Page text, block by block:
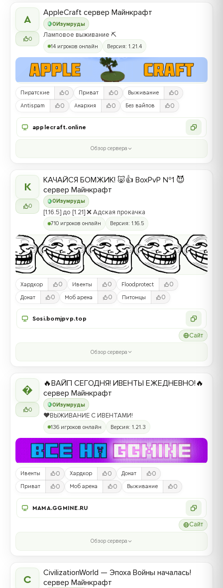
A
0
0Изумруды
AppleCraft сервер Майнкрафт
Ламповое выживание ⛏️
14 игроков онлайн Версия: 1.21.4
Пиратские 0 Приват 0 Выживание 0
Antispam 0 Анархия 0 Без вайпов 0
applecraft.online
Обзор сервера
К
0
0 Изумруды
КАЧАЙСЯ БОМЖИК! 🐷👍 BoxPvP №1 😈
сервер Майнкрафт
[1.16.5] до [1.21] ❌ Адская прокачка
710 игроков онлайн Версия: 1.16.5
Хардкор 0 Ивенты 0 Floodprotect 0
Донат 0 Моб арена 0 Питомцы 0
Sosi.bomjpvp.top
Сайт
Обзор сервера

0
0Изумруды
🔥ВАЙП СЕГОДНЯ! ИВЕНТЫ ЕЖЕДНЕВНО!🔥
сервер Майнкрафт
❤️ВЫЖИВАНИЕ С ИВЕНТАМИ!
136 игроков онлайн Версия: 1.21.3
Ивенты 0 Хардкор 0 Донат 0
Приват 0 Моб арена 0 Выживание 0
MAMA.GGMINE.RU
Сайт
Обзор сервера
C
CivilizationWorld — Эпоха Войны началась!
сервер Майнкрафт